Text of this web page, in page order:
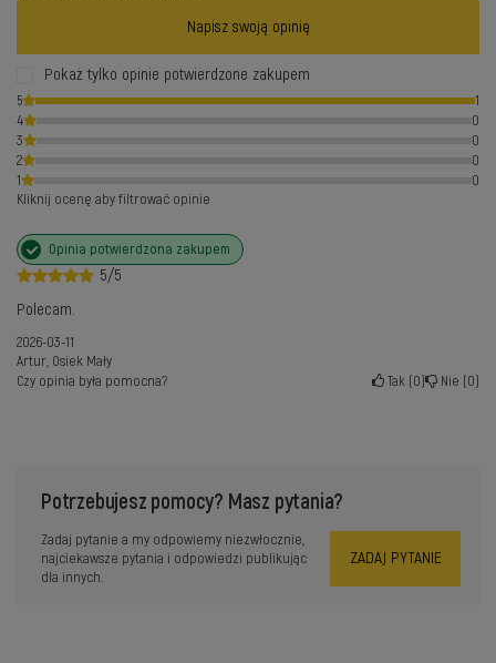
Napisz swoją opinię
Pokaż tylko opinie potwierdzone zakupem
5
1
4
0
3
0
2
0
1
0
Kliknij ocenę aby filtrować opinie
5/5
Opinia potwierdzona zakupem
Polecam.
2026-03-11
Artur, Osiek Mały
Czy opinia była pomocna?
Tak 0 Nie 0
Potrzebujesz pomocy? Masz pytania?
Zadaj pytanie a my odpowiemy niezwłocznie,
najciekawsze pytania i odpowiedzi publikując
dla innych.
ZADAJ PYTANIE